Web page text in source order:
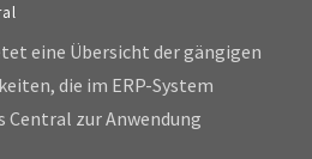
eine Übersicht der gängigen
die im ERP-System
Central zur Anwendung